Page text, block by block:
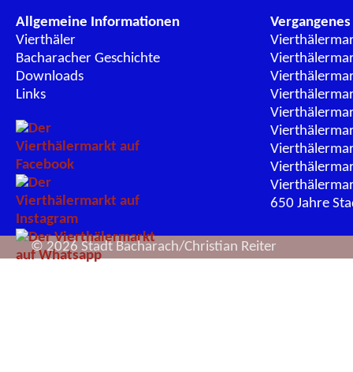
Allgemeine Informationen
Vierthäler
Bacharacher Geschichte
Downloads
Links
Vergangenes
650 Jahre
© 2026 Stadt Bacharach/Christian Reiter